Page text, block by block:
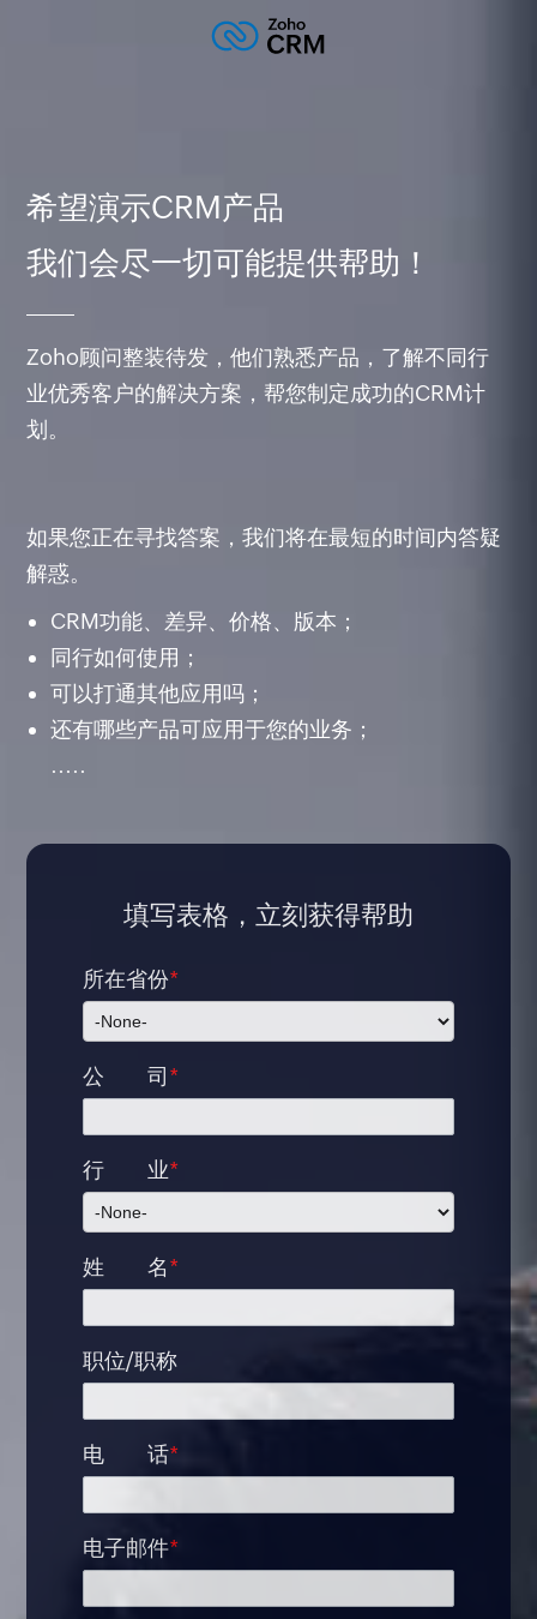
希望演示CRM产品
我们会尽一切可能提供帮助！
Zoho顾问整装待发，他们熟悉产品，了解不同行
业优秀客户的解决方案，帮您制定成功的CRM计
划。
如果您正在寻找答案，我们将在最短的时间内答疑
解惑。
CRM功能、差异、价格、版本；
同行如何使用；
可以打通其他应用吗；
还有哪些产品可应用于您的业务；
.....
填写表格，立刻获得帮助
所在省份*
公 司 *
行 业*
姓 名*
职位/职称
电 话*
电子邮件*